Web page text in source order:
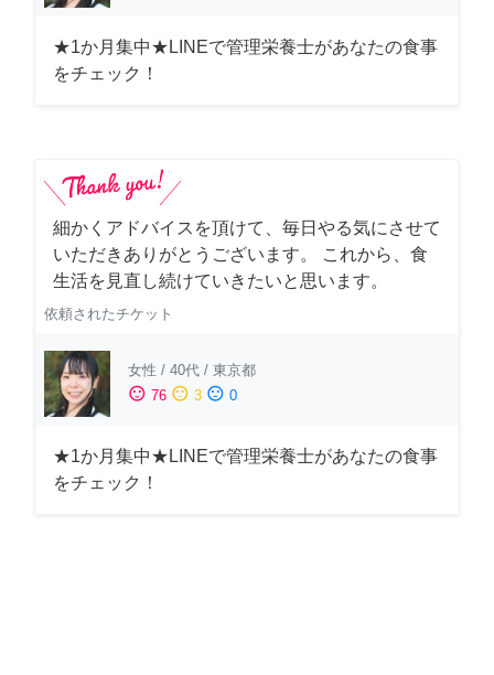
★1か月集中★LINEで管理栄養士があなたの食事
をチェック！
細かくアドバイスを頂けて、毎日やる気にさせて
いただきありがとうございます。 これから、食
生活を見直し続けていきたいと思います。
依頼されたチケット
女性 / 40代 / 東京都
sentiment_satisfied 76 sentiment_neutral 3 sentiment_dissatisfied 0
★1か月集中★LINEで管理栄養士があなたの食事
をチェック！